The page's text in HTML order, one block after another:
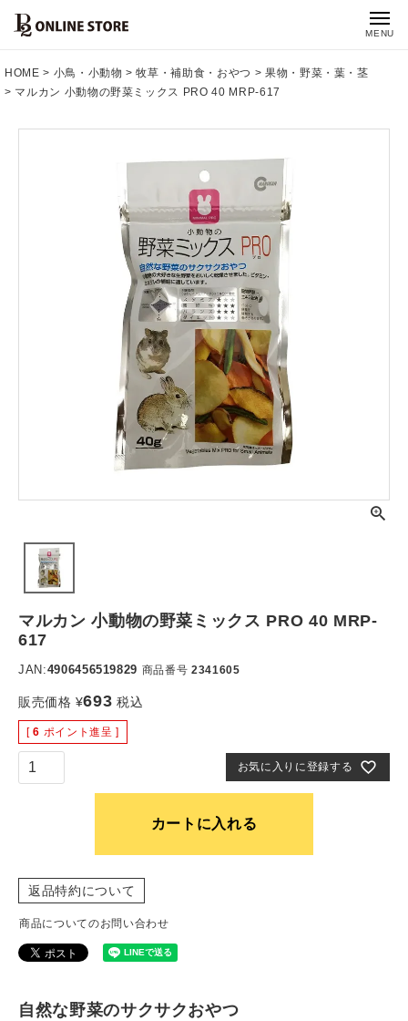
MENU
HOME 小鳥・小動物 牧草・補助食・おやつ
果物・野菜・葉・茎
マルカン 小動物の野菜ミックス PRO 40 MRP-617
マルカン 小動物の野菜ミックス PRO 40 MRP-
617
JAN:4906456519829 商品番号 2341605
販売価格 ¥693 税込
[ 6 ポイント進呈 ]
お気に入りに登録する
カートに入れる
返品特約について
商品についてのお問い合わせ
自然な野菜のサクサクおやつ